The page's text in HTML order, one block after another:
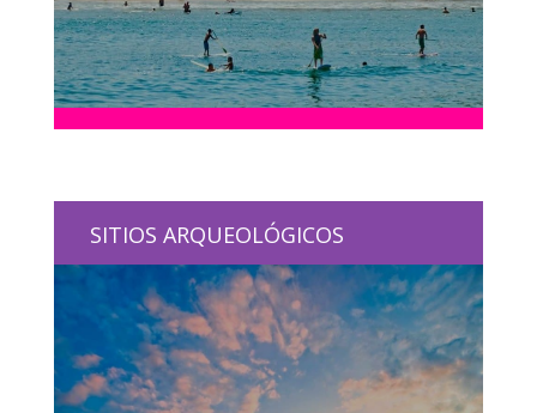
SITIOS ARQUEOLÓGICOS